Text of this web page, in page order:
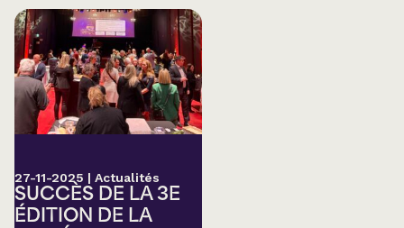
27-11-2025 | Actualités
SUCCÈS DE LA 3E
ÉDITION DE LA